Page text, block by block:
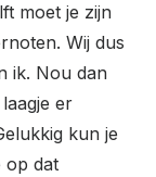
moet je zijn
Wij dus
ik. Nou dan
er
kun je
op dat